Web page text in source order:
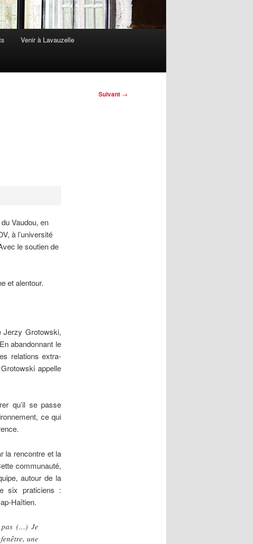
Venir à Lavauzelle
Suivant →
Vaudou, en
à l’université
le soutien de
et alentour.
Jerzy Grotowski,
abandonnant le
relations extra-
appelle
qu’il se passe
ce qui
la rencontre et la
communauté,
autour de la
six praticiens :
Haïtien.
pas (…)Je
une